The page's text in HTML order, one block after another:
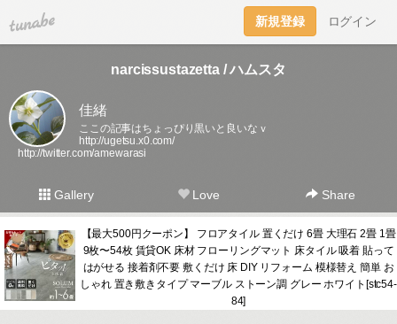
tuna.be 新規登録 ログイン
narcissustazetta / ハムスタ
佳緒
ここの記事はちょっぴり黒いと良いなｖ
http://ugetsu.x0.com/
http://twitter.com/amewarasi
Gallery Love Share
【最大500円クーポン】 フロアタイル 置くだけ 6畳 大理石 2畳 1畳
9枚〜54枚 賃貸OK 床材 フローリングマット 床タイル 吸着 貼って
はがせる 接着剤不要 敷くだけ 床 DIY リフォーム 模様替え 簡単 お
しゃれ 置き敷きタイプ マーブル ストーン調 グレー ホワイト[stc54-
84]